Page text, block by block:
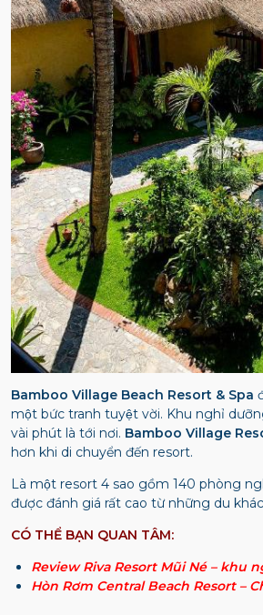
Bamboo Village Beach Resort & Spa
một bức tranh tuyệt vời. Khu nghỉ
vài phút là tới nơi. Bamboo Village
hơn khi di chuyển đến resort.
Là một resort 4 sao gồm 140 phòng
được đánh giá rất cao từ những du
CÓ THỂ BẠN QUAN TÂM:
Review Riva Resort Mũi Né – khu
Hòn Rơm Central Beach Resort –